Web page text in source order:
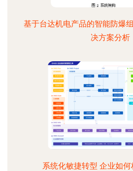
基于台达机电产品的智能防爆
决方案分析
系统化敏捷转型 企业如